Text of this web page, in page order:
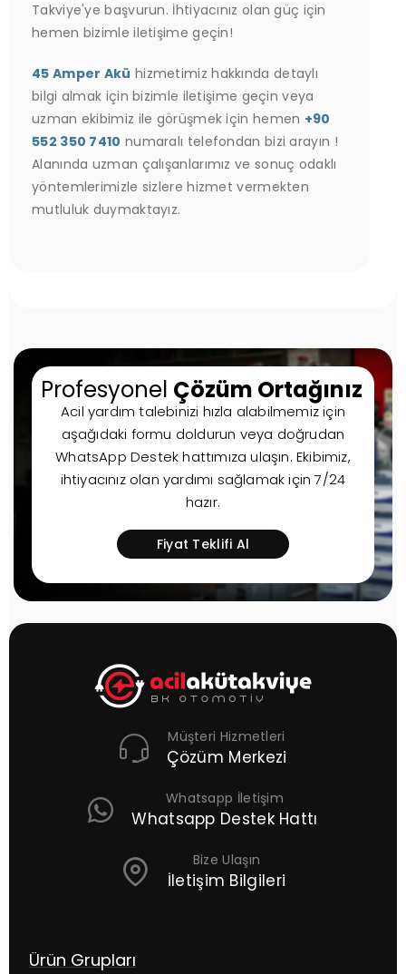
Takviye'ye başvurun. İhtiyacınız olan güç için
hemen bizimle iletişime geçin!
45 Amper Akü hizmetimiz hakkında detaylı
bilgi almak için bizimle iletişime geçin veya
uzman ekibimiz ile görüşmek için hemen +90
552 350 7410 numaralı telefondan bizi arayın !
Alanında uzman çalışanlarımız ve sonuç odaklı
yöntemlerimizle sizlere hizmet vermekten
mutluluk duymaktayız.
Profesyonel Çözüm Ortağınız
Acil yardım talebinizi hızla alabilmemiz için
aşağıdaki formu doldurun veya doğrudan
WhatsApp Destek hattımıza ulaşın. Ekibimiz,
ihtiyacınız olan yardımı sağlamak için 7/24
hazır.
Fiyat Teklifi Al
Müşteri Hizmetleri
Çözüm Merkezi
Whatsapp İletişim
Whatsapp Destek Hattı
Bize Ulaşın
İletişim Bilgileri
Ürün Grupları